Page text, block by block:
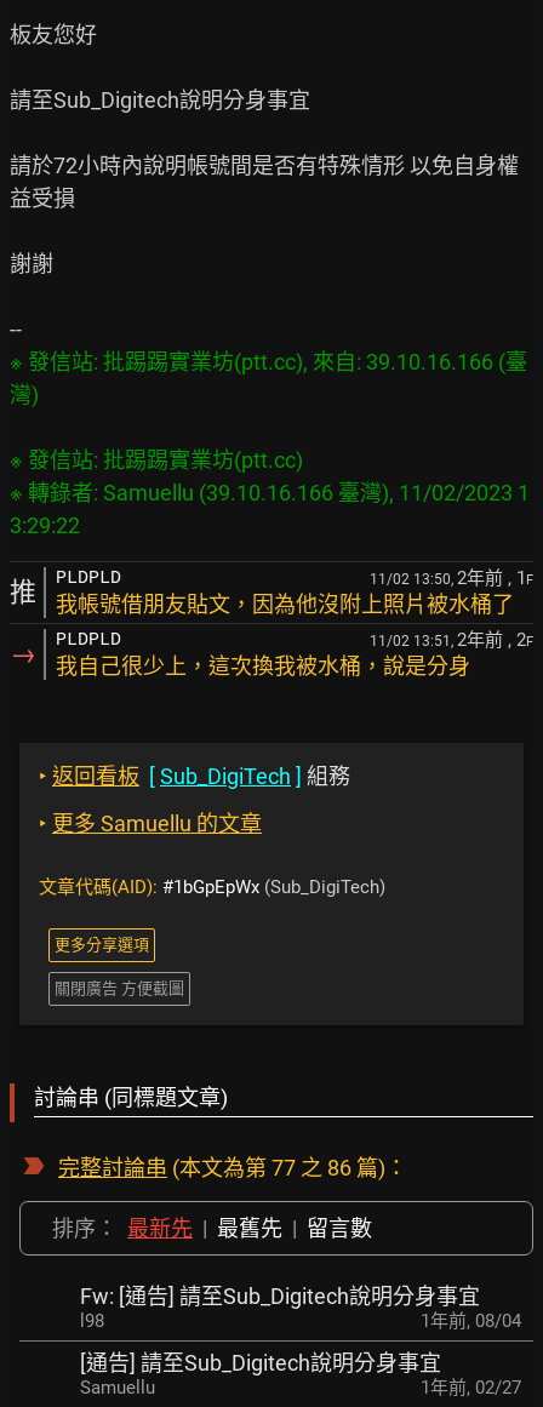
板友您好
請至Sub_Digitech說明分身事宜
請於72小時內說明帳號間是否有特殊情形 以免自身權
益受損
謝謝
※ 發信站: 批踢踢實業坊(ptt.cc), 來自: 39.10.16.166 (臺
※ 發信站: 批踢踢實業坊(ptt.cc)
※ 轉錄者: Samuellu (39.10.16.166 臺灣), 11/02/2023 1
推 PLDPLD 11/02 13:50, 2年前 , 1 F
我帳號借朋友貼文，因為他沒附上照片被水桶了
→ PLDPLD 11/02 13:51, 2年前 , 2F
我自己很少上，這次換我被水桶，說是分身
‣ 返回看板 [Sub_DigiTech ] 組務
‣ 更多 Samuellu 的文章
文章代碼(AID): #1bGpEpWx (Sub_DigiTech)
更多分享選項
關閉廣告 方便截圖
討論串 (同標題文章)
完整討論串 (本文為第 77 之 86 篇)：
排序： 最新先 | 最舊先 | 留言數
Fw: [通告] 請至Sub_Digitech說明分身事宜
l98 1年前, 08/04
[通告] 請至Sub_Digitech說明分身事宜
Samuellu 1年前, 02/27